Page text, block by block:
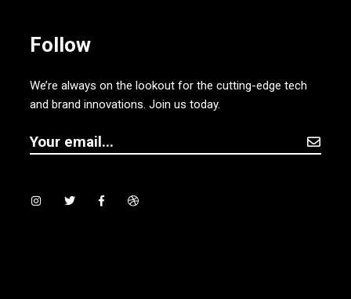
Follow
We’re always on the lookout for the cutting-edge tech
and brand innovations. Join us today.